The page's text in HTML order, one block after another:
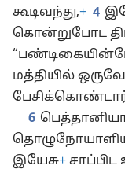
கூடிவந்து,+ 4
கொன்றுபோட
மத்தியில்
6
இயேசு+ சாப்பிட